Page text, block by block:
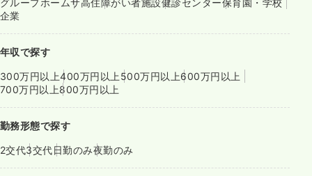
企業
年収で探す
300万円以上400万円以上 500万円以上600万円以上
700万円以上800万円以上
勤務形態で探す
2交代3交代日勤のみ夜勤のみ